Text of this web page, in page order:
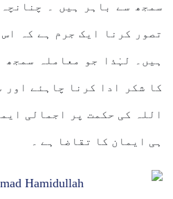
سمجھ سے باہر ہیں ۔
تصور کرنا ایک جرم ہے کہ
ہیں۔ لہٰذا جو معاملہ سمجھ
کا شکر ادا کرنا چاہئے اور
اللہ کی حکمت پر اجمالی
ہی ایمان کا تقاضا ہے ۔